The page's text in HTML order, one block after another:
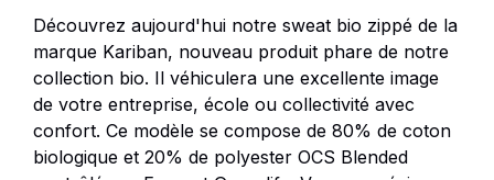
Découvrez aujourd'hui notre sweat bio zippé de la
marque Kariban, nouveau produit phare de notre
collection bio. Il véhiculera une excellente image
de votre entreprise, école ou collectivité avec
confort. Ce modèle se compose de 80% de coton
biologique et 20% de polyester OCS Blended